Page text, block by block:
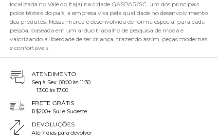
localizada no Vale do Itajaí na cidade GASPAR/SC, um dos principais
polos têxteis do país, a empresa visa pela qualidade no desenvolvimento
dos produtos. Nossa marca é desenvolvida de forma especial para cada
pessoa, baseada em um arduo trabalho de pesquisa de moda e
valorizando a liberdade de ser criança, trazendo assim, peças modernas
e confortáveis.
ATENDIMENTO
Seg à Sex: 08:00 às 11:30
13:00 às 17:00
FRETE GRÁTIS
R$200+ Sul e Sudeste
DEVOLUÇÕES
Até 7 dias para devolver